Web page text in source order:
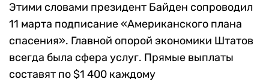
Этими словами президент Байден сопроводил
11 марта подписание «Американского плана
спасения». Главной опорой экономики Штатов
всегда была сфера услуг. Прямые выплаты
составят по $1 400 каждому